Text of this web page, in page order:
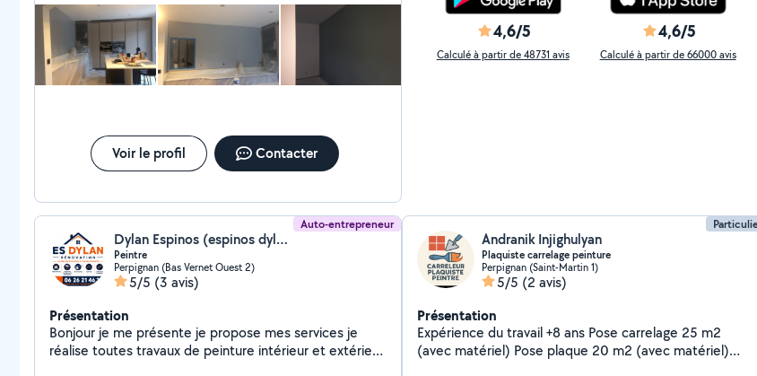
Voir le profil Contacter
4,6/5
Calculé à partir de 48731 avis
4,6/5
Calculé à partir de 66000 avis
Auto-entrepreneur
Dylan Espinos (espinos dylan)
Peintre
Perpignan (Bas Vernet Ouest 2)
5/5 (3 avis)
Présentation
Bonjour je me présente je propose mes services je
réalise toutes travaux de peinture intérieur et extérieur
Andranik Injighulyan
Plaquiste carrelage peinture
Perpignan (Saint-Martin 1)
5/5 (2 avis)
Présentation
Expérience du travail +8 ans Pose carrelage 25 m2
(avec matériel) Pose plaque 20 m2 (avec matériel)